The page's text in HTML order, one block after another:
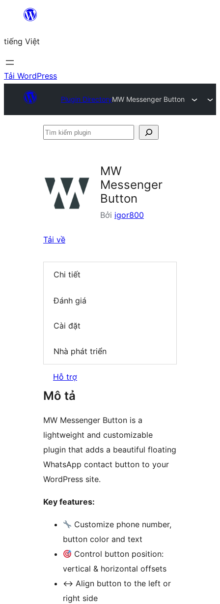
Chuyển
phần
nội
dung
tiếng Việt
Tải WordPress
Plugin DirectoryMW Messenger Button
Tìm
MW
Messenger
Button
Bởi igor800
Tải về
Chi tiết
Đánh giá
Cài đặt
Nhà phát triển
Hỗ trợ
Mô tả
MW Messenger Button is a
lightweight and customizable
plugin that adds a beautiful floating
WhatsApp contact button to your
WordPress site.
Key features:
Customize phone number,
button color and text
Control button position:
vertical & horizontal offsets
↔ ️ Align button to the left or
right side